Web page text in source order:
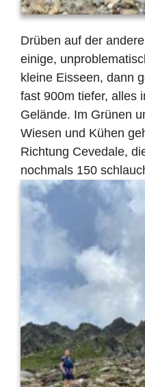
Drüben auf der
einige,
kleine Eisseen, dann
fast 900m tiefer, alles
Gelände. Im Grünen
Wiesen und Kühen
Richtung Cevedale,
nochmals 150